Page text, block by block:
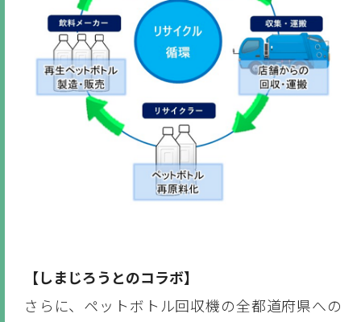
【しまじろうとのコラボ】
さらに、ペットボトル回収機の全都道府県への